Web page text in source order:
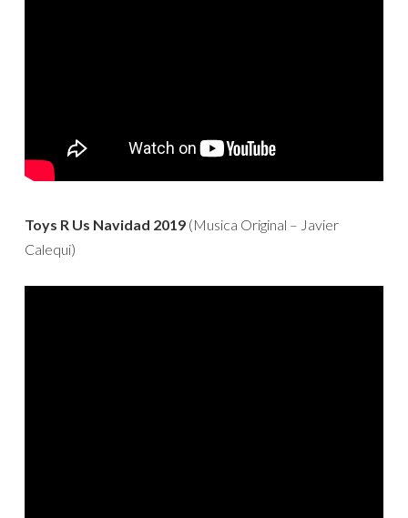
Toys R Us Navidad 2019 (Musica Original – Javier
Calequi)